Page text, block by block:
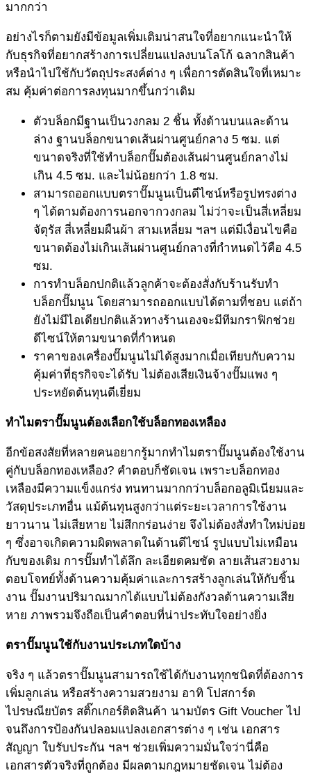
มากกว่า
อย่างไรก็ตามยังมีข้อมูลเพิ่มเติมน่าสนใจที่อยากแนะนำให้
กับธุรกิจที่อยากสร้างการเปลี่ยนแปลงบนโลโก้ ฉลากสินค้า
หรือนำไปใช้กับวัตถุประสงค์ต่าง ๆ เพื่อการตัดสินใจที่เหมาะ
สม คุ้มค่าต่อการลงทุนมากขึ้นกว่าเดิม
ตัวบล็อกมีฐานเป็นวงกลม 2 ชิ้น ทั้งด้านบนและด้าน
ล่าง ฐานบล็อกขนาดเส้นผ่านศูนย์กลาง 5 ซม. แต่
ขนาดจริงที่ใช้ทำบล็อกปั๊มต้องเส้นผ่านศูนย์กลางไม่
เกิน 4.5 ซม. และไม่น้อยกว่า 1.8 ซม.
สามารถออกแบบตราปั๊มนูนเป็นดีไซน์หรือรูปทรงต่าง
ๆ ได้ตามต้องการนอกจากวงกลม ไม่ว่าจะเป็นสี่เหลี่ยม
จัตุรัส สี่เหลี่ยมผืนผ้า สามเหลี่ยม ฯลฯ แต่มีเงื่อนไขคือ
ขนาดต้องไม่เกินเส้นผ่านศูนย์กลางที่กำหนดไว้คือ 4.5
ซม.
การทำบล็อกปกติแล้วลูกค้าจะต้องสั่งกับร้านรับทำ
บล็อกปั๊มนูน โดยสามารถออกแบบได้ตามที่ชอบ แต่ถ้า
ยังไม่มีไอเดียปกติแล้วทางร้านเองจะมีทีมกราฟิกช่วย
ดีไซน์ให้ตามขนาดที่กำหนด
ราคาของเครื่องปั๊มนูนไม่ได้สูงมากเมื่อเทียบกับความ
คุ้มค่าที่ธุรกิจจะได้รับ ไม่ต้องเสียเงินจ้างปั๊มแพง ๆ
ประหยัดต้นทุนดีเยี่ยม
ทำไมตราปั๊มนูนต้องเลือกใช้บล็อกทองเหลือง
อีกข้อสงสัยที่หลายคนอยากรู้มากทำไมตราปั๊มนูนต้องใช้งาน
คู่กับบล็อกทองเหลือง? คำตอบก็ชัดเจน เพราะบล็อกทอง
เหลืองมีความแข็งแกร่ง ทนทานมากกว่าบล็อกอลูมิเนียมและ
วัสดุประเภทอื่น แม้ต้นทุนสูงกว่าแต่ระยะเวลาการใช้งาน
ยาวนาน ไม่เสียหาย ไม่สึกกร่อนง่าย จึงไม่ต้องสั่งทำใหม่บ่อย
ๆ ซึ่งอาจเกิดความผิดพลาดในด้านดีไซน์ รูปแบบไม่เหมือน
กับของเดิม การปั๊มทำได้ลึก ละเอียดคมชัด ลายเส้นสวยงาม
ตอบโจทย์ทั้งด้านความคุ้มค่าและการสร้างลูกเล่นให้กับชิ้น
งาน ปั๊มงานปริมาณมากได้แบบไม่ต้องกังวลด้านความเสีย
หาย ภาพรวมจึงถือเป็นคำตอบที่น่าประทับใจอย่างยิ่ง
ตราปั๊มนูนใช้กับงานประเภทใดบ้าง
จริง ๆ แล้วตราปั๊มนูนสามารถใช้ได้กับงานทุกชนิดที่ต้องการ
เพิ่มลูกเล่น หรือสร้างความสวยงาม อาทิ โปสการ์ด
ไปรษณียบัตร สติ๊กเกอร์ติดสินค้า นามบัตร Gift Voucher ไป
จนถึงการป้องกันปลอมแปลงเอกสารต่าง ๆ เช่น เอกสาร
สัญญา ใบรับประกัน ฯลฯ ช่วยเพิ่มความมั่นใจว่านี่คือ
เอกสารตัวจริงที่ถูกต้อง มีผลตามกฎหมายชัดเจน ไม่ต้อง